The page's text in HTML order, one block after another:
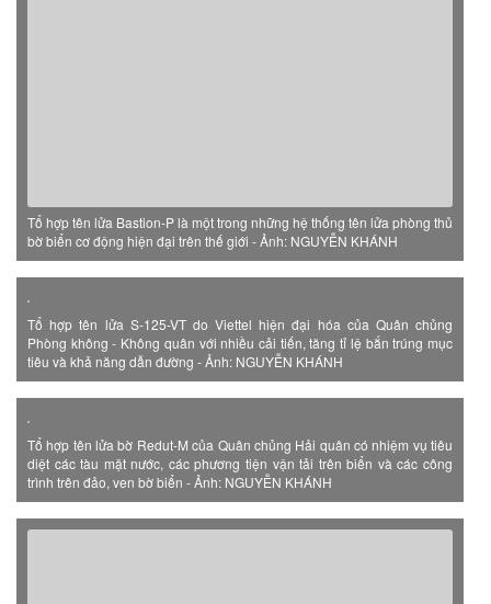
Tổ hợp tên lửa Bastion-P là một trong những hệ thống tên lửa phòng thủ
bờ biển cơ động hiện đại trên thế giới - Ảnh: NGUYỄN KHÁNH
Tổ hợp tên lửa S-125-VT do Viettel hiện đại hóa của Quân chủng
Phòng không - Không quân với nhiều cải tiến, tăng tỉ lệ bắn trúng mục
tiêu và khả năng dẫn đường - Ảnh: NGUYỄN KHÁNH
Tổ hợp tên lửa bờ Redut-M của Quân chủng Hải quân có nhiệm vụ tiêu
diệt các tàu mặt nước, các phương tiện vận tải trên biển và các công
trình trên đảo, ven bờ biển - Ảnh: NGUYỄN KHÁNH